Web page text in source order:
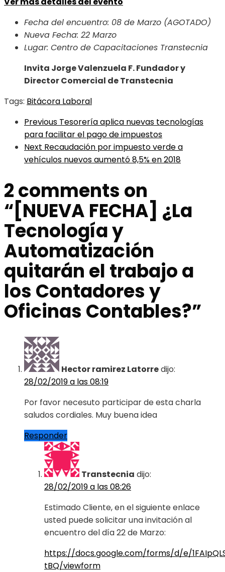
Fecha del encuentro: 08 de Marzo (AGOTADO)
Nueva Fecha: 22 Marzo
Lugar: Centro de Capacitaciones Transtecnia
Invita Jorge Valenzuela F. Fundador y
Director Comercial de Transtecnia
Tags: Bitácora Laboral
Previous Tesorería aplica nuevas tecnologías
para facilitar el pago de impuestos
Next Recaudación por impuesto verde a
vehículos nuevos aumentó 8,5% en 2018
2 comments on
“ [NUEVA FECHA] ¿La
Tecnología y
Automatización
quitarán el trabajo a
los Contadores y
Oficinas Contables?”
Hector ramirez Latorredijo:
28/02/2019 a las 08:19
Por favor necesuto participar de esta charla
saludos cordiales. Muy buena idea
Responder
Transtecnia dijo:
28/02/2019 a las 08:26
Estimado Cliente, en el siguiente enlace
usted puede solicitar una invitación al
encuentro del día 22 de Marzo:
https://docs.google.com/forms/d/e/
tBQ/viewform